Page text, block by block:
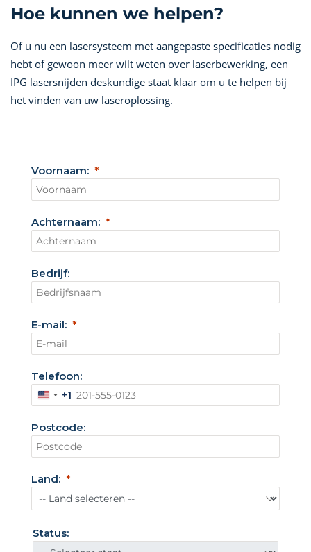
Hoe kunnen we helpen?
Of u nu een lasersysteem met aangepaste specificaties nodig
hebt of gewoon meer wilt weten over laserbewerking, een
IPG lasersnijden deskundige staat klaar om u te helpen bij
het vinden van uw laseroplossing.
Voornaam:
Achternaam:
Bedrijf:
E-mail:
Telefoon:
V
r
e
i
g
e
+1
Postcode:
Land:
Status: